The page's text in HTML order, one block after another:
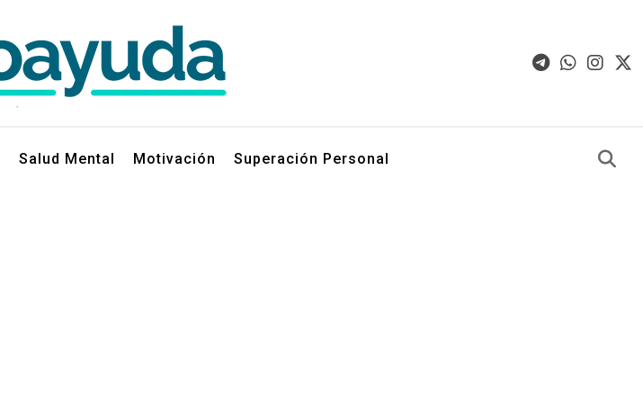
Salud Mental Motivación Superación Personal